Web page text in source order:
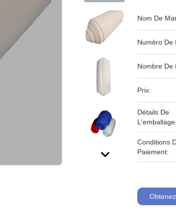
Nom De
Numéro De
Nombre De
Prix:
Détails De
L'emballage:
Conditions
Paiement: